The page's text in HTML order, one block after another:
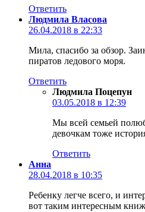
Ответить
Людмила Власова
26.04.2018 в 22:33
Мила, спасибо за обзор.
пиратов ледового моря.
Ответить
Людмила Поцепун
03.05.2018 в 12:39
Мы всей семьей
девочкам тоже
Ответить
Анна
28.04.2018 в 10:35
Ребенку легче всего, и
вот таким интересным